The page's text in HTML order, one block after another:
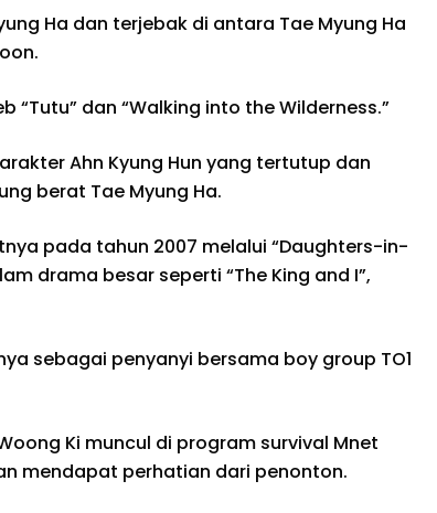
Ha dan terjebak di antara Tae Myung Ha
“Tutu” dan “Walking into the Wilderness.”
Ahn Kyung Hun yang tertutup dan
berat Tae Myung Ha.
pada tahun 2007 melalui “Daughters-in-
drama besar seperti “The King and I”,
sebagai penyanyi bersama boy group TO1
Ki muncul di program survival Mnet
mendapat perhatian dari penonton.